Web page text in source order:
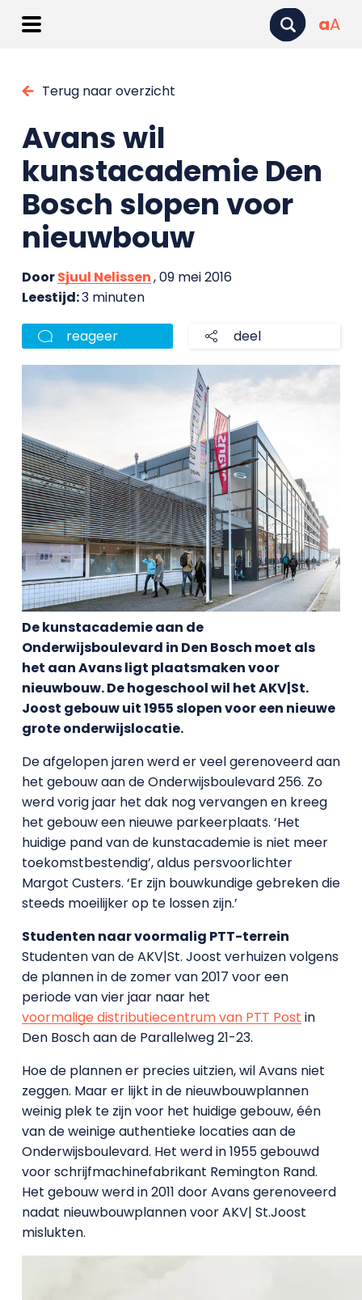
aA
Terug naar overzicht
Avans wil
kunstacademie Den
Bosch slopen voor
nieuwbouw
DoorSjuul Nelissen, 09 mei 2016
Leestijd:3 minuten
reageer deel
De kunstacademie aan de
Onderwijsboulevard in Den Bosch moet als
het aan Avans ligt plaatsmaken voor
nieuwbouw. De hogeschool wil het AKV|St.
Joost gebouw uit 1955 slopen voor een nieuwe
grote onderwijslocatie.
De afgelopen jaren werd er veel gerenoveerd aan
het gebouw aan de Onderwijsboulevard 256. Zo
werd vorig jaar het dak nog vervangen en kreeg
het gebouw een nieuwe parkeerplaats. ‘Het
huidige pand van de kunstacademie is niet meer
toekomstbestendig’, aldus persvoorlichter
Margot Custers. ‘Er zijn bouwkundige gebreken die
steeds moeilijker op te lossen zijn.’
Studenten naar voormalig PTT-terrein
Studenten van de AKV|St. Joost verhuizen volgens
de plannen in de zomer van 2017 voor een
periode van vier jaar naar het
voormalige distributiecentrum van PTT Post in
Den Bosch aan de Parallelweg 21-23.
Hoe de plannen er precies uitzien, wil Avans niet
zeggen. Maar er lijkt in de nieuwbouwplannen
weinig plek te zijn voor het huidige gebouw, één
van de weinige authentieke locaties aan de
Onderwijsboulevard. Het werd in 1955 gebouwd
voor schrijfmachinefabrikant Remington Rand.
Het gebouw werd in 2011 door Avans gerenoveerd
nadat nieuwbouwplannen voor AKV| St.Joost
mislukten.